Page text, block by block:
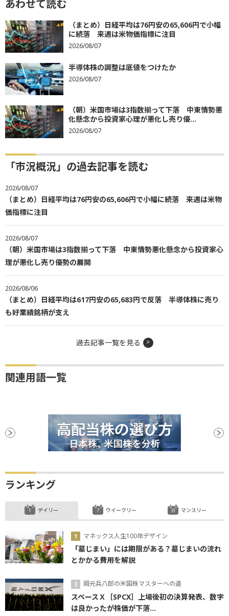
あわせて読む
（まとめ）日経平均は76円安の65,606円で小幅
に続落 来週は米物価指標に注目
2026/08/07
半導体株の調整は底値をつけたか
2026/08/07
（朝）米国市場は3指数揃って下落 中東情勢悪
化懸念から投資家心理が悪化し売り優...
2026/08/07
「市況概況」の過去記事を読む
2026/08/07
（まとめ）日経平均は76円安の65,606円で小幅に続落 来週は米物
価指標に注目
2026/08/07
（朝）米国市場は3指数揃って下落 中東情勢悪化懸念から投資家心
理が悪化し売り優勢の展開
2026/08/06
（まとめ）日経平均は617円安の65,683円で反落 半導体株に売り
も好業績銘柄が支え
過去記事一覧を見る
関連用語一覧
ランキング
デイリー
マネックス人生100年デザイン
「墓じまい」には期限がある？墓じまいの流れ
とかかる費用を解説
岡元兵八郎の米国株マスターへの道
スペースＸ［SPCX］上場後初の決算発表、数字
は良かったが株価が下落...
ウイークリー マンスリー